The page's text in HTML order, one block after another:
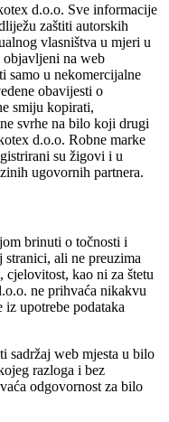
d.o.o. Sve informacije
zaštiti autorskih
vlasništva u mjeri u
objavljeni na web
samo u nekomercijalne
obavijesti o
smiju kopirati,
svrhe na bilo koji drugi
d.o.o. Robne marke
su žigovi i u
ugovornih partnera.
brinuti o točnosti i
stranici, ali ne preuzima
kao ni za štetu
ne prihvaća nikakvu
upotrebe podataka
sadržaj web mjesta u bilo
razloga i bez
odgovornost za bilo